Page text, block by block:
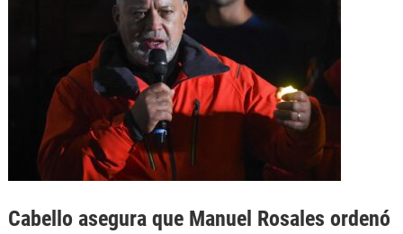
Cabello asegura que Manuel Rosales ordenó